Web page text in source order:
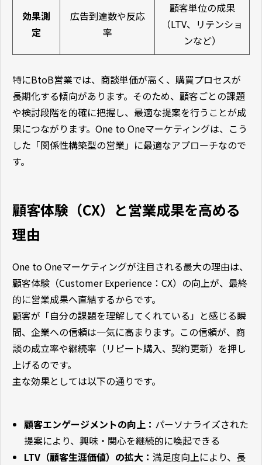
効果測
定
広告到達数や反応
率
顧客単位の成果
（LTV、リテンショ
ンなど）
特にBtoB営業では、商談単価が高く、購買プロセスが
長期化する傾向があります。そのため、顧客ごとの課題
や検討段階を的確に把握し、最適な提案を行うことが成
果につながります。One to Oneマーケティングは、こう
した「関係性構築型の営業」に最適なアプローチなので
す。
顧客体験（CX）と営業成果を高める
理由
One to Oneマーケティングが注目される最大の理由は、
顧客体験（Customer Experience：CX）の向上が、最終
的に営業成果へ直結するからです。
顧客が「自分の課題を理解してくれている」と感じる瞬
間、企業への信頼は一気に高まります。この信頼が、商
談の成立率や継続率（リピート購入、契約更新）を押し
上げるのです。
主な効果としては以下の通りです。
顧客エンゲージメントの向上： パーソナライズされた
提案により、興味・関心を継続的に喚起できる
LTV（顧客生涯価値）の拡大： 満足度向上により、長